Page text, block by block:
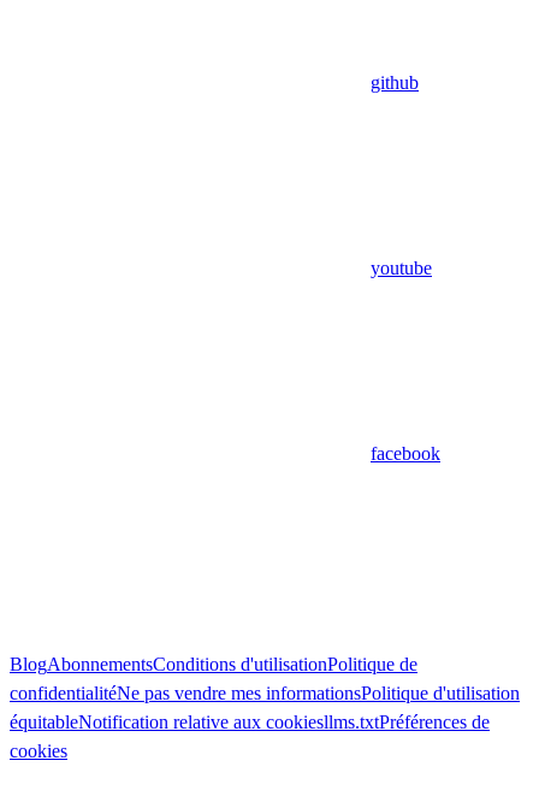
github
youtube
facebook
BlogAbonnementsConditions d'utilisationPolitique de
confidentialitéNe pas vendre mes informationsPolitique d'utilisation
équitableNotification relative aux cookiesllms.txtPréférences de
cookies